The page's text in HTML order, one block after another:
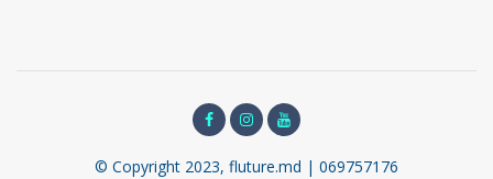
© Copyright 2023, fluture.md | 069757176